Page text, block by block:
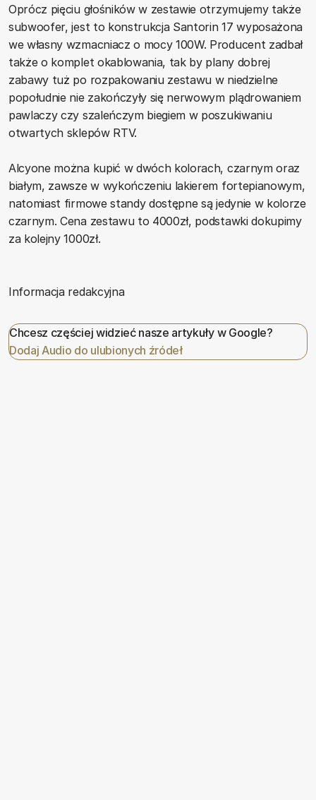
Oprócz pięciu głośników w zestawie otrzymujemy także
subwoofer, jest to konstrukcja Santorin 17 wyposażona
we własny wzmacniacz o mocy 100W. Producent zadbał
także o komplet okablowania, tak by plany dobrej
zabawy tuż po rozpakowaniu zestawu w niedzielne
popołudnie nie zakończyły się nerwowym plądrowaniem
pawlaczy czy szaleńczym biegiem w poszukiwaniu
otwartych sklepów RTV.
Alcyone można kupić w dwóch kolorach, czarnym oraz
białym, zawsze w wykończeniu lakierem fortepianowym,
natomiast firmowe standy dostępne są jedynie w kolorze
czarnym. Cena zestawu to 4000zł, podstawki dokupimy
za kolejny 1000zł.
Informacja redakcyjna
Chcesz częściej widzieć nasze artykuły w Google?
Dodaj Audio do ulubionych źródeł